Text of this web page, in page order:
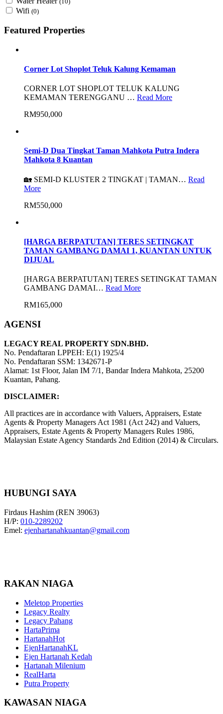
Wifi (0)
Featured Properties
Corner Lot Shoplot Teluk Kalung Kemaman
CORNER LOT SHOPLOT TELUK KALUNG
KEMAMAN TERENGGANU … Read More
RM950,000
Semi-D Dua Tingkat Taman Mahkota Putra Indera
Mahkota 8 Kuantan
🏡 SEMI-D KLUSTER 2 TINGKAT | TAMAN… Read
More
RM550,000
[HARGA BERPATUTAN] TERES SETINGKAT
TAMAN GAMBANG DAMAI 1, KUANTAN UNTUK
DIJUAL
[HARGA BERPATUTAN] TERES SETINGKAT TAMAN
GAMBANG DAMAI… Read More
RM165,000
AGENSI
LEGACY REAL PROPERTY SDN.BHD.
No. Pendaftaran LPPEH: E(1) 1925/4
No. Pendaftaran SSM: 1342671-P
Alamat: 1st Floor, Jalan IM 7/1, Bandar Indera Mahkota, 25200
Kuantan, Pahang.
DISCLAIMER:
All practices are in accordance with Valuers, Appraisers, Estate
Agents & Property Managers Act 1981 (Act 242) and Valuers,
Appraisers, Estate Agents & Property Managers Rules 1986,
Malaysian Estate Agency Standards 2nd Edition (2014) & Circulars.
HUBUNGI SAYA
Firdaus Hashim (REN 39063)
H/P: 010-2289202
Emel: ejenhartanahkuantan@gmail.com
RAKAN NIAGA
Meletop Properties
Legacy Realty
Legacy Pahang
HartaPrima
HartanahHot
EjenHartanahKL
Ejen Hartanah Kedah
Hartanah Milenium
RealHarta
Putra Property
KAWASAN NIAGA